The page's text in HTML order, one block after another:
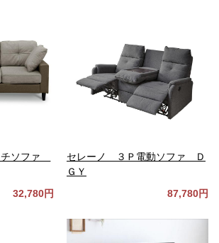
ソファ
32,780円
セレーノ ３Ｐ電動ソファ Ｄ
ＧＹ
87,780円